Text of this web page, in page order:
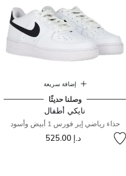
إضافة سريعة
وصلنا حديثًا
نايكي أطفال
حذاء رياضي إير فورس 1 أبيض وأسود
د.إ 525.00